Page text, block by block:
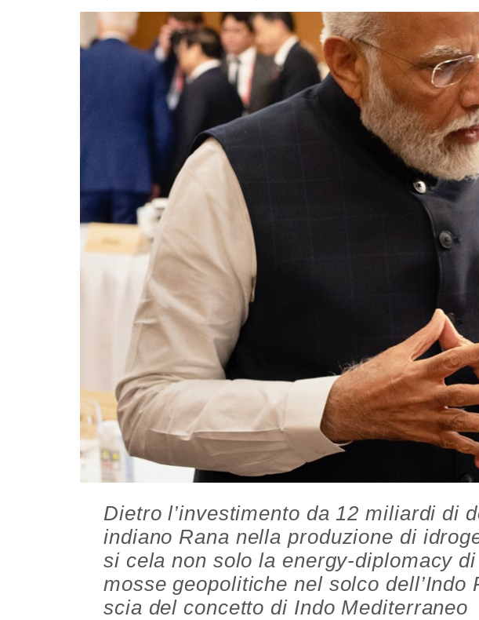
Dietro l’investimento da 12 miliardi di
indiano Rana nella produzione di
si cela non solo la energy-diplomacy
mosse geopolitiche nel solco dell’Indo
scia del concetto di Indo Mediterraneo